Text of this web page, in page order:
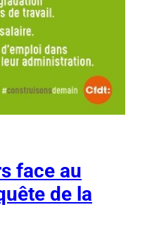
face au
de la